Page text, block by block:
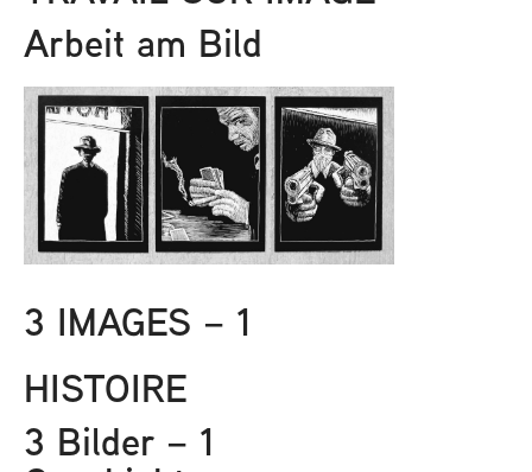
Arbeit am Bild
3 IMAGES – 1
HISTOIRE
3 Bilder – 1